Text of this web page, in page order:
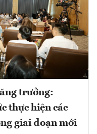
trưởng:
thực hiện các
giai đoạn mới